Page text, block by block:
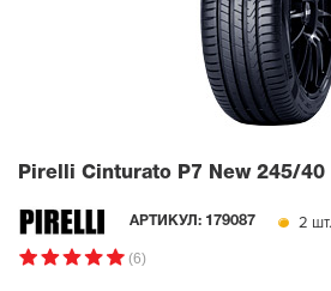
Pirelli Cinturato P7 New 245/40
АРТИКУЛ: 179087 2 шт.
(6)